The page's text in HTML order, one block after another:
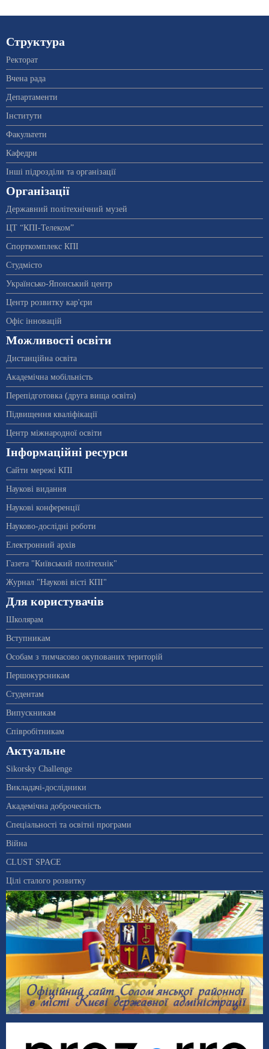
Структура
Ректорат
Вчена рада
Департаменти
Інститути
Факультети
Кафедри
Інші підрозділи та організації
Організації
Державний політехнічний музей
ЦТ “КПІ-Телеком”
Спорткомплекс КПІ
Студмісто
Українсько-Японський центр
Центр розвитку кар'єри
Офіс інновацій
Можливості освіти
Дистанційна освіта
Академічна мобільність
Перепідготовка (друга вища освіта)
Підвищення кваліфікації
Центр міжнародної освіти
Інформаційні ресурси
Сайти мережі КПІ
Наукові видання
Наукові конференції
Науково-дослідні роботи
Електронний архів
Газета "Київський політехнік"
Журнал "Наукові вісті КПІ"
Для користувачів
Школярам
Вступникам
Особам з тимчасово окупованих територій
Першокурсникам
Студентам
Випускникам
Співробітникам
Актуальне
Sikorsky Challenge
Викладачі-дослідники
Академічна доброчесність
Спеціальності та освітні програми
Війна
CLUST SPACE
Цілі сталого розвитку